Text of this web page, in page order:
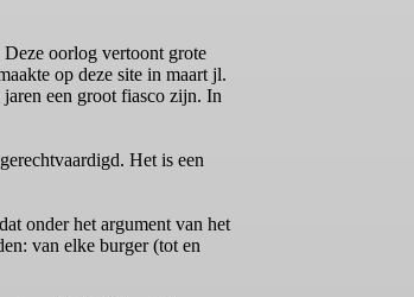
oorlog vertoont grote
op deze site in maart jl.
een groot fiasco zijn. In
Het is een
onder het argument van het
van elke burger (tot en